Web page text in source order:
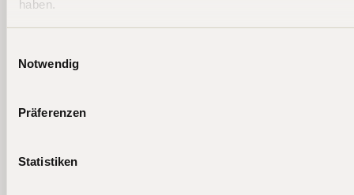
haben.
Notwendig
Präferenzen
Statistiken